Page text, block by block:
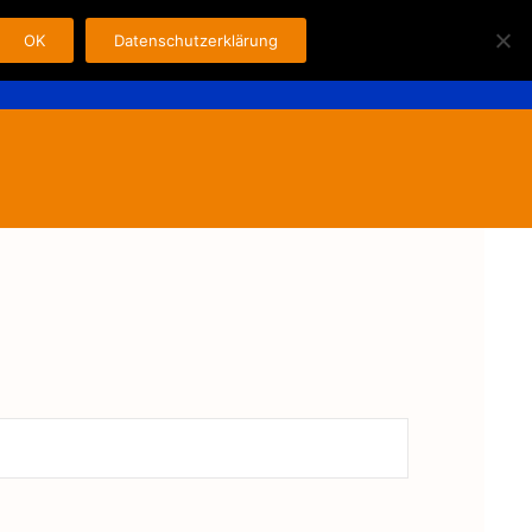
Fahrer Kontakt Impressum
for:
OK Datenschutzerklärung